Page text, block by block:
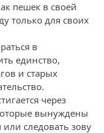
пешек в своей
только для своих
в
единство,
и старых
через
вынуждены
следовать зову